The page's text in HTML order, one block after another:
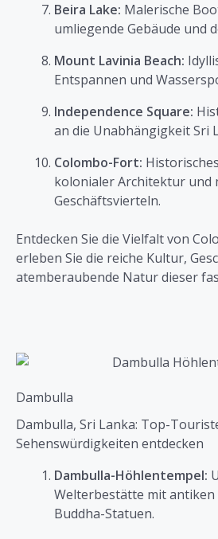
Beira Lake: Malerische
umliegende Gebäude und
Mount Lavinia Beach:
Entspannen und
Independence Square:
an die Unabhängigkeit Sri
Colombo-Fort:
kolonialer Architektur und
Geschäftsvierteln.
Entdecken Sie die Vielfalt von
erleben Sie die reiche Kultur,
atemberaubende Natur dieser
Dambulla
Dambulla, Sri Lanka: Top-
Sehenswürdigkeiten entdecken
Dambulla-Höhlentempel:
Welterbestätte mit antiken
Buddha-Statuen.